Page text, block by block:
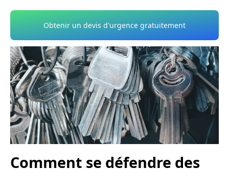
Obtenir un devis d'urgence gratuitement
Comment se défendre des